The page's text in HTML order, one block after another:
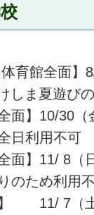
体育館全面】
しま夏遊び
面】10/30（
日利用不可
場全面
のため利用
】 11/ 7（